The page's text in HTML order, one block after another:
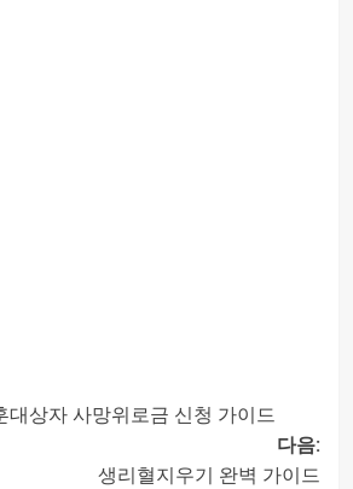
대상자 사망위로금 신청 가이드
다음:
생리혈지우기 완벽 가이드